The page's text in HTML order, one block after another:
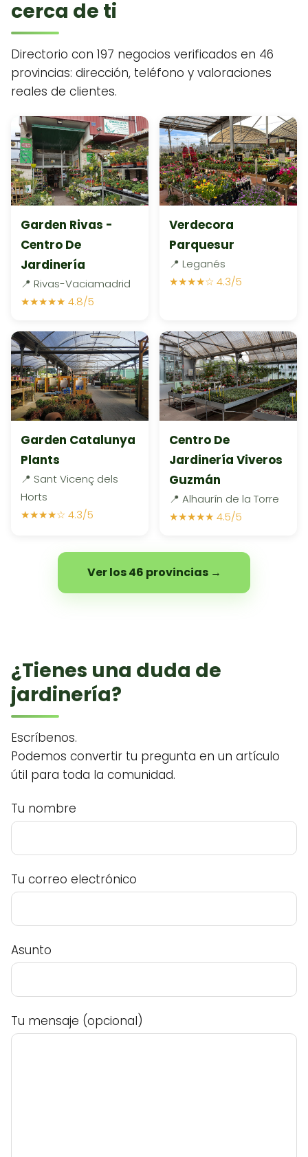
cerca de ti
Directorio con 197 negocios verificados en 46
provincias: dirección, teléfono y valoraciones
reales de clientes.
Garden Rivas -
Centro De
Jardinería
📍 Rivas-Vaciamadrid
★★★★★ 4.8/5
Verdecora
Parquesur
📍 Leganés
★★★★☆ 4.3/5
Garden Catalunya
Plants
📍 Sant Vicenç dels
Horts
★★★★☆ 4.3/5
Centro De
Jardinería Viveros
Guzmán
📍 Alhaurín de la Torre
★★★★★ 4.5/5
Ver los 46 provincias →
¿Tienes una duda de
jardinería?
Escríbenos.
Podemos convertir tu pregunta en un artículo
útil para toda la comunidad.
Tu nombre
Tu correo electrónico
Asunto
Tu mensaje (opcional)